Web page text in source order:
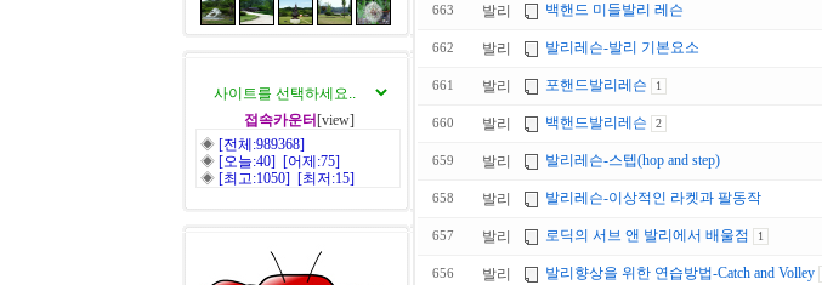
접속카운터 [view]
◈ [전체:989368]
◈ [오늘:40] [어제:75]
◈ [최고:1050] [최저:15]
663 발리 백핸드 미들발리 레슨
662 발리 발리레슨-발리 기본요소
661 발리 포핸드발리레슨 1
660 발리 백핸드발리레슨 2
659 발리 발리레슨-스텝(hop and step)
658 발리 발리레슨-이상적인 라켓과 팔동작
657 발리 로딕의 서브 앤 발리에서 배울점 1
656 발리 발리향상을 위한 연습방법-Catch and Volley